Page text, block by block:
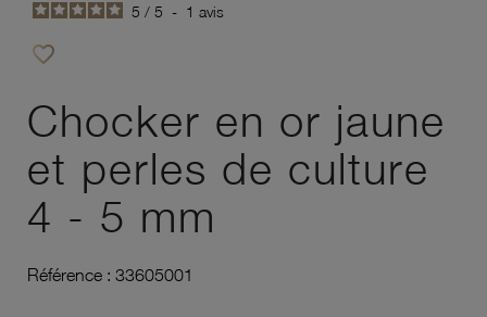
5 / 5 - 1 avis
favorite_border
Chocker en or jaune
et perles de culture
4 - 5 mm
Référence : 33605001